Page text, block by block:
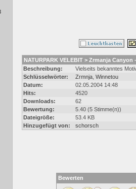
NATURPARK VELEBIT > Zrmanja
Beschreibung:
Vielseits bekanntes
Schlüsselwörter:
Zrmnja Winnetou
Datum:
02.05.2004 14:48
Hits:
4520
Downloads:
62
Bewertung:
5.40 (5 Stimme(n))
Dateigröße:
53.4 KB
Hinzugefügt von:
schorsch
Bewerten